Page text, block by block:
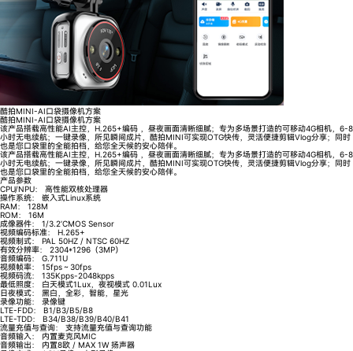
酷拍MINI-AI口袋摄像机方案
酷拍MINI-AI口袋摄像机方案
该产品搭载高性能AI主控，H.265+编码 ，昼夜画面清晰细腻；专为多场景打造的可移动4G相机，6-8
小时无电续航；一键录像，所见瞬间成片，酷拍MINI可实现OTG快传，灵活便捷剪辑Vlog分享；同时
也是您口袋里的全能拍档，给您全天候的安心陪伴。
该产品搭载高性能AI主控，H.265+编码 ，昼夜画面清晰细腻；专为多场景打造的可移动4G相机，6-8
小时无电续航；一键录像，所见瞬间成片，酷拍MINI可实现OTG快传，灵活便捷剪辑Vlog分享；同时
也是您口袋里的全能拍档，给您全天候的安心陪伴。
产品参数
CPU/NPU：
高性能双核处理器
操作系统：
嵌入式Linux系统
RAM：
128M
ROM：
16M
成像器件：
1/3.2’CMOS Sensor
视频编码标准：
H.265+
视频制式：
PAL 50HZ / NTSC 60HZ
有效分辨率：
2304*1296（3MP）
音频编码：
G.711U
视频帧率：
15fps～30fps
视频码流：
135Kpps-2048kpps
最低照度：
白天模式1Lux，夜视模式 0.01Lux
日夜模式：
黑白，全彩，智能，星光
录像功能：
录像键
LTE-FDD：
B1/B3/B5/B8
LTE-TDD：
B34/B38/B39/B40/B41
流量充值与查询：
支持流量充值与查询功能
音频输入：
内置麦克风MIC
音频输出：
内置8欧 / MAX 1W 扬声器